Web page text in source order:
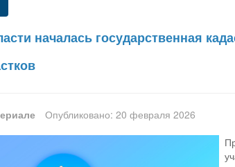
началась государственная
Опубликовано: 20 февраля 2026